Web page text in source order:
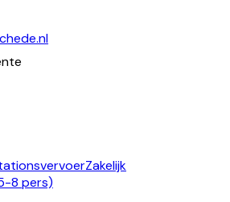
Zakelijk
8 pers)